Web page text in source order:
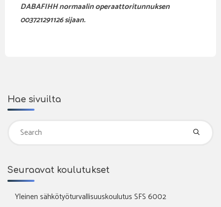
DABAFIHH normaalin operaattoritunnuksen
003721291126 sijaan.
Hae sivuilta
Seuraavat koulutukset
Yleinen sähkötyöturvallisuuskoulutus SFS 6002